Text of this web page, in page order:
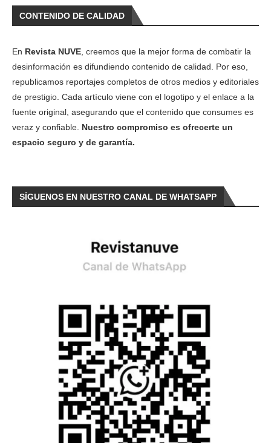
CONTENIDO DE CALIDAD
En Revista NUVE , creemos que la mejor forma de combatir la
desinformación es difundiendo contenido de calidad. Por eso,
republicamos reportajes completos de otros medios y editoriales
de prestigio. Cada artículo viene con el logotipo y el enlace a la
fuente original, asegurando que el contenido que consumes es
veraz y confiable. Nuestro compromiso es ofrecerte un
espacio seguro y de garantía.
SÍGUENOS EN NUESTRO CANAL DE WHATSAPP